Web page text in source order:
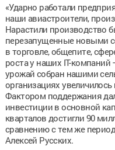
«Ударно работали
наши авиастроители,
Нарастили производство
перезапущенные новыми
в торговле, общепите,
роста у наших IT-
урожай собран нашими
организациях
Фактором поддержания
инвестиции в основной
кварталов достигли 90
сравнению с тем же
Алексей Русских.